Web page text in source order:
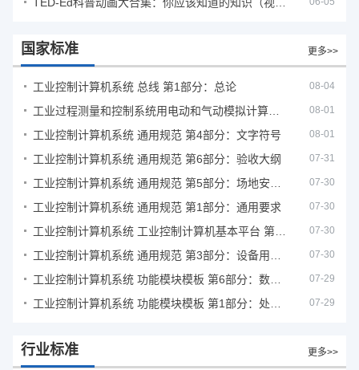
国家标准 更多>>
工业控制计算机系统 总线 第1部分：总论 08-04
08-01
工业控制计算机系统 通用规范 第4部分：文字符号 08-01
工业控制计算机系统 通用规范 第6部分：验收大纲 07-31
07-30
工业控制计算机系统 通用规范 第1部分：通用要求 07-30
07-30
07-30
07-29
07-29
行业标准 更多>>